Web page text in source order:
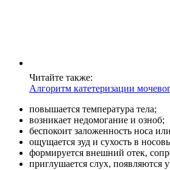
Читайте также:
Алгоритм катетеризации
повышается температура тела;
возникает недомогание и озноб;
беспокоит заложенность носа
ощущается зуд и сухость в
формируется внешний отек,
приглушается слух, появляются